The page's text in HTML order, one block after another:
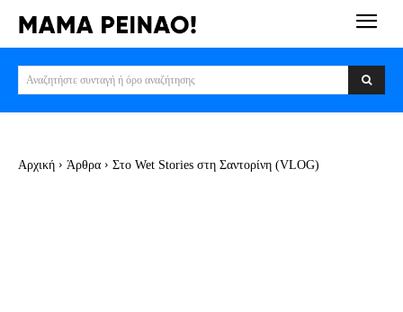
Αναζητήστε συνταγή ή όρο αναζήτησης
Αρχική Άρθρα Στο Wet Stories στη Σαντορίνη (VLOG)